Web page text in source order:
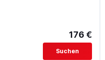
176 €
Suchen